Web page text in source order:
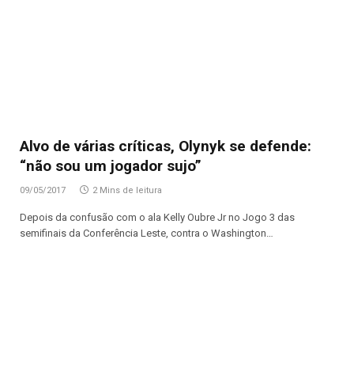
Alvo de várias críticas, Olynyk se defende:
“não sou um jogador sujo”
09/05/2017 2 Mins de leitura
Depois da confusão com o ala Kelly Oubre Jr no Jogo 3 das
semifinais da Conferência Leste, contra o Washington…